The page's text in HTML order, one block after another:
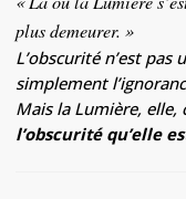
plus demeurer. »
L’obscurité n’est
simplement
Mais la Lumière, elle,
l’obscurité qu’elle